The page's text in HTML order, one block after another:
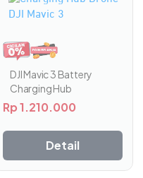
DJI Mavic 3 Battery
Charging Hub
Rp1.210.000
Detail